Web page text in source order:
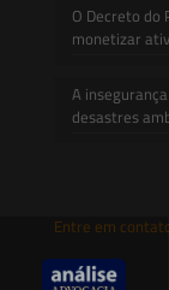
O Decreto do
monetizar
A
desastres
Entre em